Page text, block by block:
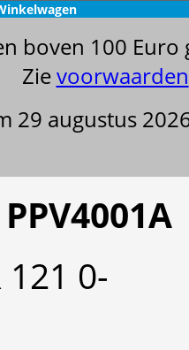
boven 100
Zievoorwaarden
29 augustus
121 0-